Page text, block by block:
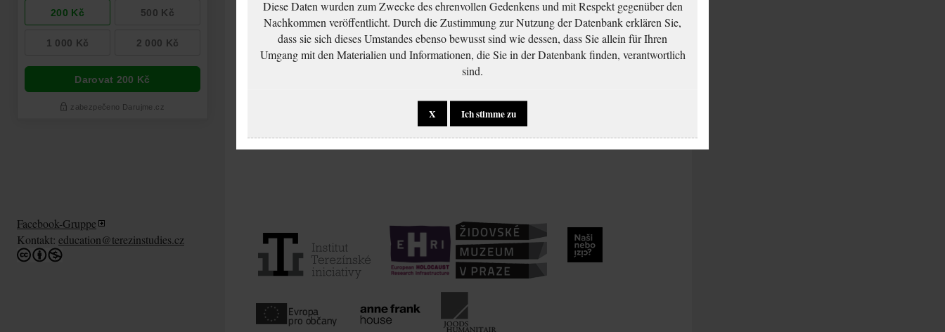
Facebook-Gruppe
Kontakt: education@terezinstudies.cz
Diese Daten wurden zum Zwecke des ehrenvollen Gedenkens und mit Respekt gegenüber den
Nachkommen veröffentlicht. Durch die Zustimmung zur Nutzung der Datenbank erklären Sie,
dass sie sich dieses Umstandes ebenso bewusst sind wie dessen, dass Sie allein für Ihren
Umgang mit den Materialien und Informationen, die Sie in der Datenbank finden, verantwortlich
sind.
X Ich stimme zu